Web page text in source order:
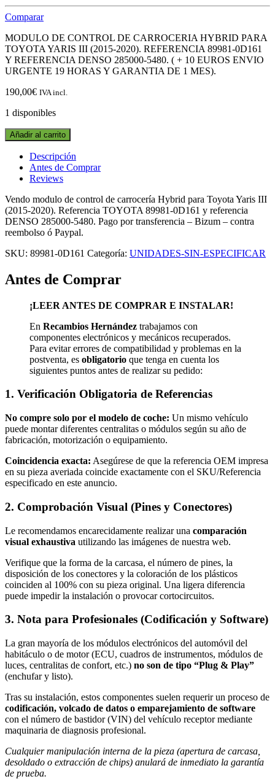
Comparar
MODULO DE CONTROL DE CARROCERIA HYBRID PARA
TOYOTA YARIS III (2015-2020). REFERENCIA 89981-0D161
Y REFERENCIA DENSO 285000-5480. ( + 10 EUROS ENVIO
URGENTE 19 HORAS Y GARANTIA DE 1 MES).
190,00€ IVA incl.
1 disponibles
MODULO
DE
CONTROL
CARROCERIA
89981-
0D161
-
DENSO
5480
YARIS
III
quantity
Añadir al carrito
Descripción
Antes de Comprar
Reviews
Vendo modulo de control de carrocería Hybrid para Toyota Yaris III
(2015-2020). Referencia TOYOTA 89981-0D161 y referencia
DENSO 285000-5480. Pago por transferencia – Bizum – contra
reembolso ó Paypal.
SKU: 89981-0D161 Categoría: UNIDADES-SIN-ESPECIFICAR
Antes de Comprar
¡LEER ANTES DE COMPRAR E INSTALAR!
En Recambios Hernández trabajamos con
componentes electrónicos y mecánicos recuperados.
Para evitar errores de compatibilidad y problemas en la
postventa, es obligatorio que tenga en cuenta los
siguientes puntos antes de realizar su pedido:
1. Verificación Obligatoria de Referencias
No compre solo por el modelo de coche: Un mismo vehículo
puede montar diferentes centralitas o módulos según su año de
fabricación, motorización o equipamiento.
Coincidencia exacta: Asegúrese de que la referencia OEM impresa
en su pieza averiada coincide exactamente con el SKU/Referencia
especificado en este anuncio.
2. Comprobación Visual (Pines y Conectores)
Le recomendamos encarecidamente realizar una comparación
visual exhaustiva utilizando las imágenes de nuestra web.
Verifique que la forma de la carcasa, el número de pines, la
disposición de los conectores y la coloración de los plásticos
coinciden al 100% con su pieza original. Una ligera diferencia
puede impedir la instalación o provocar cortocircuitos.
3. Nota para Profesionales (Codificación y Software)
La gran mayoría de los módulos electrónicos del automóvil del
habitáculo o de motor (ECU, cuadros de instrumentos, módulos de
luces, centralitas de confort, etc.) no son de tipo “Plug & Play”
(enchufar y listo).
Tras su instalación, estos componentes suelen requerir un proceso de
codificación, volcado de datos o emparejamiento de software
con el número de bastidor (VIN) del vehículo receptor mediante
maquinaria de diagnosis profesional.
Cualquier manipulación interna de la pieza (apertura de carcasa,
desoldado o extracción de chips) anulará de inmediato la garantía
de prueba.